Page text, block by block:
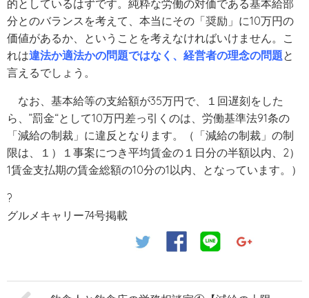
的としているはずです。純粋な労働の対価である基本給部
分とのバランスを考えて、本当にその「奨励」に10万円の
価値があるか、ということを考えなければいけません。こ
れは違法か適法かの問題ではなく、経営者の理念の問題と
言えるでしょう。
なお、基本給等の支給額が35万円で、１回遅刻をした
ら、”罰金“として10万円差っ引くのは、労働基準法91条の
「減給の制裁」に違反となります。
（「減給の制裁」の制
限は、１）１事案につき平均賃金の１日分の半額以内、2）
1賃金支払期の賃金総額の10分の1以内、となっています。）
?
グルメキャリー74号掲載